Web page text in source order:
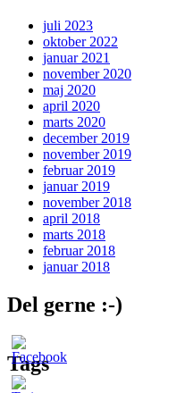
juli 2023
oktober 2022
januar 2021
november 2020
maj 2020
april 2020
marts 2020
december 2019
november 2019
februar 2019
januar 2019
november 2018
april 2018
marts 2018
februar 2018
januar 2018
Del gerne :-)
Tags